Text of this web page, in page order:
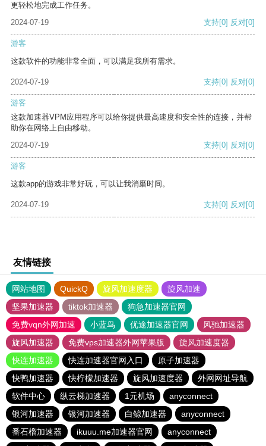
更轻松地完成工作任务。
2024-07-19
支持[0] 反对[0]
游客
这款软件的功能非常全面，可以满足我所有需求。
2024-07-19 支持[0] 反对[0]
游客
这款加速器VPM应用程序可以给你提供最高速度和安全性的连接，并帮
助你在网络上自由移动。
2024-07-19
支持[0] 反对[0]
游客
这款app的游戏非常好玩，可以让我消磨时间。
2024-07-19 支持[0] 反对[0]
友情链接
网站地图 QuickQ 旋风加速度器
旋风加速
坚果加速器
tiktok加速器
狗急加速器官网
免费vqn外网加速
小蓝鸟 优途加速器官网
风驰加速器
旋风加速器
免费vps加速器外网苹果版
旋风加速度器
快连加速器
快连加速器官网入口
原子加速器
快鸭加速器
快柠檬加速器 旋风加速度器
外网网址导航
软件中心
纵云梯加速器 1元机场
anyconnect
银河加速器
银河加速器 白鲸加速器
anyconnect
番石榴加速器
ikuuu.me加速器官网
anyconnect